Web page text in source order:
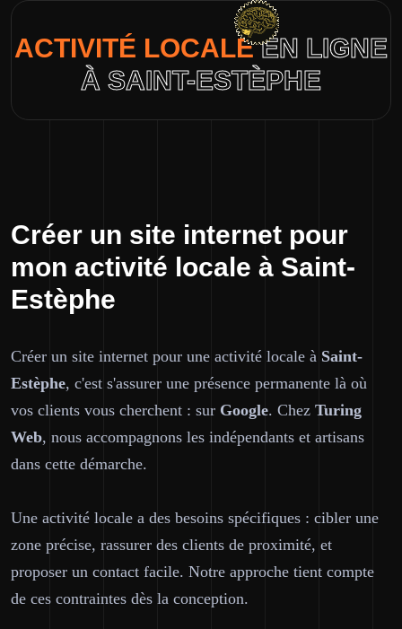
ACTIVITÉ LOCALEEN LIGNE
À SAINT-ESTÈPHE
Créer un site internet pour
mon activité locale à Saint-
Estèphe
Créer un site internet pour une activité locale à Saint-
Estèphe, c'est s'assurer une présence permanente là où
vos clients vous cherchent : sur Google. Chez Turing
Web, nous accompagnons les indépendants et artisans
dans cette démarche.
Une activité locale a des besoins spécifiques : cibler une
zone précise, rassurer des clients de proximité, et
proposer un contact facile. Notre approche tient compte
de ces contraintes dès la conception.